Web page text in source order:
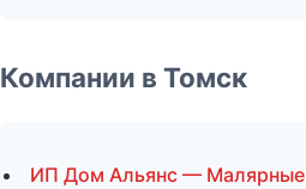
Компании в Томск
ИП Дом Альянс —